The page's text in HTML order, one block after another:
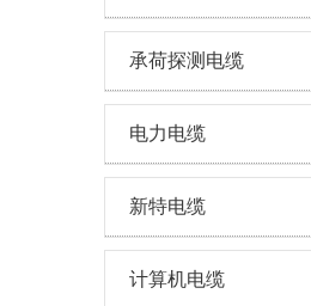
承荷探测电缆
电力电缆
新特电缆
计算机电缆